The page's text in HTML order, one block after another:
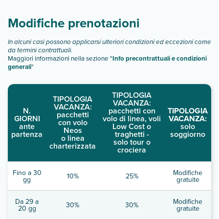
Modifiche prenotazioni
In alcuni casi possono applicarsi ulteriori condizioni ed eccezioni come
da termini contrattuali.
Maggiori informazioni nella sezione "Info precontrattuali e condizioni
generali"
N.
GIORNI
ante
partenza
TIPOLOGIA
VACANZA:
pacchetti
con volo
Neos
o linea
charterizzata
TIPOLOGIA
VACANZA:
pacchetti con
volo di linea, voli
Low Cost o
traghetti -
solo tour o
crociera
TIPOLOGIA
VACANZA:
solo
soggiorno
Fino a 30
gg 10% 25% Modifiche
gratuite
Da 29 a
20 gg 30% 30% Modifiche
gratuite